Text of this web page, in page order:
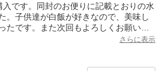
です。同封のお便りに記載とおりの水
。子供達が白飯が好きなので、美味し
たです。また次回もよろしくお願いし
さらに表示